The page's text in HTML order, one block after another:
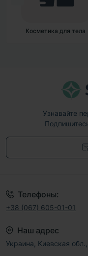
Косметика для тела
Узнавайте
Телефоны:
+38 (067) 605-01-01
Наш адрес
Украина, Киевская